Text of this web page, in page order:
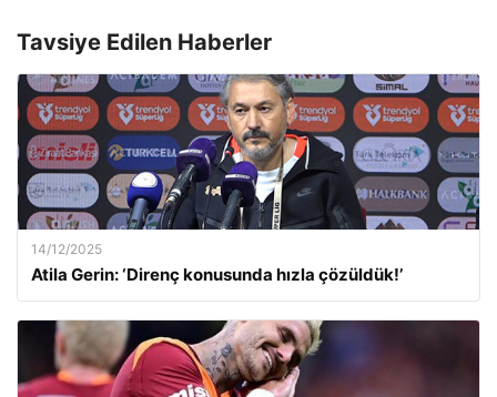
Tavsiye Edilen Haberler
14/12/2025
Atila Gerin: ‘Direnç konusunda hızla çözüldük!’